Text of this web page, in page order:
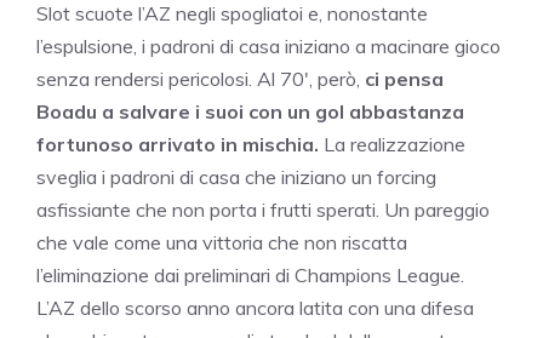
Slot scuote l’AZ negli spogliatoi e, nonostante
l’espulsione, i padroni di casa iniziano a macinare gioco
senza rendersi pericolosi. Al 70′, però, ci pensa
Boadu a salvare i suoi con un gol abbastanza
fortunoso arrivato in mischia. La realizzazione
sveglia i padroni di casa che iniziano un forcing
asfissiante che non porta i frutti sperati. Un pareggio
che vale come una vittoria che non riscatta
l’eliminazione dai preliminari di Champions League.
L’AZ dello scorso anno ancora latita con una difesa